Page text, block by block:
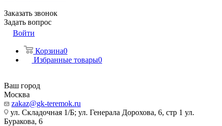
Заказать звонок
Задать вопрос
Войти
Корзина0
Избранные товары0
Ваш город
Москва
zakaz@gk-teremok.ru
ул. Складочная 1/Б; ул. Генерала Дорохова, 6, стр 1 ул.
Буракова, 6